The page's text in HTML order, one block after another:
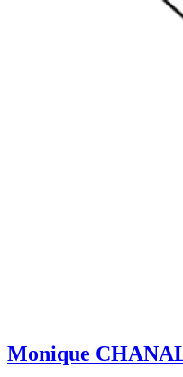
Monique